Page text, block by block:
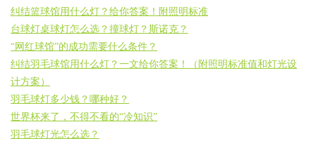
纠结篮球馆用什么灯？给你答案！附照明标准
台球灯桌球灯怎么选？撞球灯？斯诺克？
“网红球馆”的成功需要什么条件？
纠结羽毛球馆用什么灯？一文给你答案！（附照明标准值和灯光设
计方案）
羽毛球灯多少钱？哪种好？
世界杯来了，不得不看的“冷知识”
羽毛球灯光怎么选？